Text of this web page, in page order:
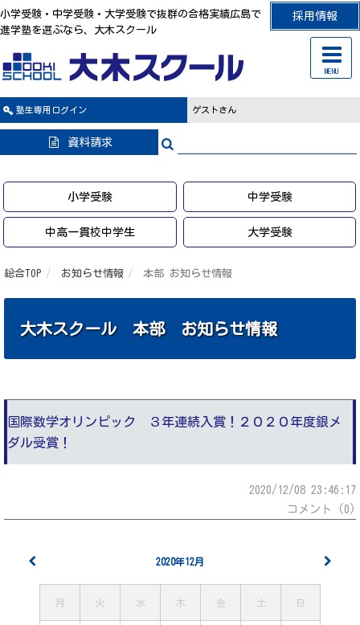
採用情報
小学受験・中学受験・大学受験で抜群の合格実績広島で
進学塾を選ぶなら、大木スクール
塾生専用 ログイン ゲストさん
資料請求
小学受験 中学受験
中高一貫校中学生 大学受験
総合TOP お知らせ情報 本部 お知らせ情報
大木スクール 本部 お知らせ情報
国際数学オリンピック ３年連続入賞！２０２０年度銀メ
ダル受賞！
2020/12/08 23:46:17
コメント (0)
2020年12月
月 火 水 木 金 土 日
MENU